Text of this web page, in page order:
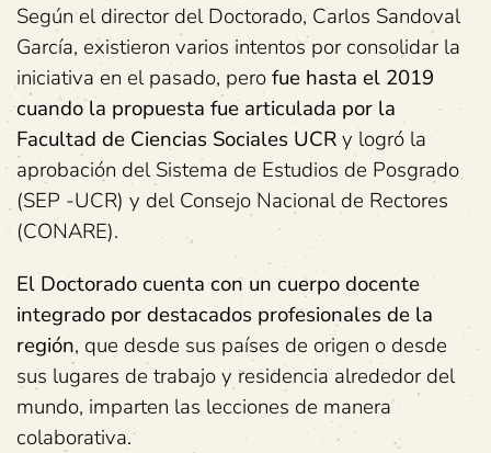
Según el director del Doctorado, Carlos Sandoval
García, existieron varios intentos por consolidar la
iniciativa en el pasado, perofue hasta el 2019
cuando la propuesta fue articulada por la
Facultad de Ciencias Sociales UCRy logró la
aprobación del Sistema de Estudios de Posgrado
(SEP -UCR) y del Consejo Nacional de Rectores
(CONARE).
El Doctorado cuenta con un cuerpo docente
integrado por destacados profesionales de la
región, que desde sus países de origen o desde
sus lugares de trabajo y residencia alrededor del
mundo, imparten las lecciones de manera
colaborativa.